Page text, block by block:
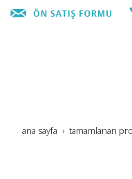
ana sayfa tamamlanan